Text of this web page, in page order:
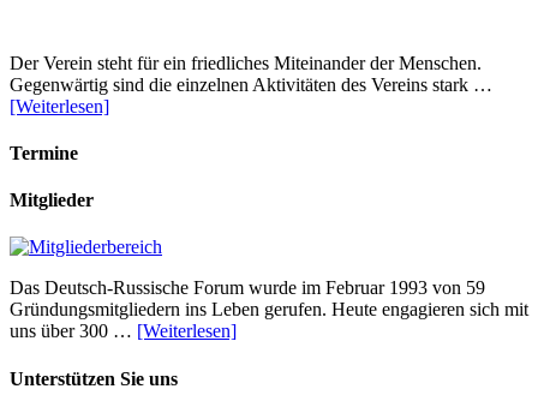
Der Verein steht für ein friedliches Miteinander der Menschen.
Gegenwärtig sind die einzelnen Aktivitäten des Vereins stark …
[Weiterlesen]
Termine
Mitglieder
Das Deutsch-Russische Forum wurde im Februar 1993 von 59
Gründungsmitgliedern ins Leben gerufen. Heute engagieren sich mit
uns über 300 … [Weiterlesen]
Unterstützen Sie uns